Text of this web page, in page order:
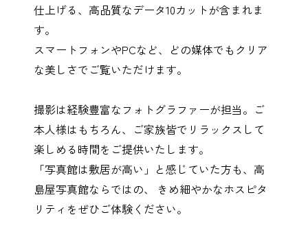
仕上げる、高品質なデータ10カットが含まれま
す。
スマートフォンやPCなど、どの媒体でもクリア
な美しさでご覧いただけます。
撮影は経験豊富なフォトグラファーが担当。ご
本人様はもちろん、ご家族皆でリラックスして
楽しめる時間をご提供いたします。
「写真館は敷居が高い」と感じていた方も、高
島屋写真館ならではの、 きめ細やかなホスピタ
リティをぜひご体験ください。